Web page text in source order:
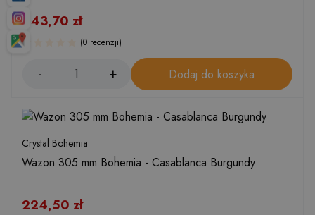
243,70 zł
(0 recenzji)
Dodaj do koszyka
Crystal Bohemia
Wazon 305 mm Bohemia - Casablanca Burgundy
224,50 zł